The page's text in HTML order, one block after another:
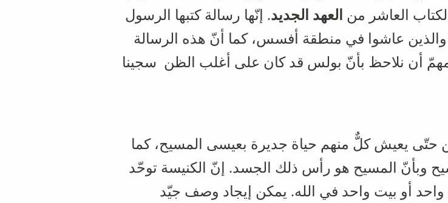
العاشر من العهد الجديد. إنّها رسالة كتبها الرسول
والذين عاشوا في منطقة أفسس، كما أنّ هذه الرسالة
أن نلاحظ بأنّ بولس قد كان على أغلب الظن سجينا
حتّى يعيش كلٌّ منهم حياة جديرة بعيسى المسيح، كما
وبأنّ المسيح هو رأس ذلك الجسد. إنّ الكنيسة توحّد
أو بيت واحد في الله. يمكن إيجاد وصف جيّد